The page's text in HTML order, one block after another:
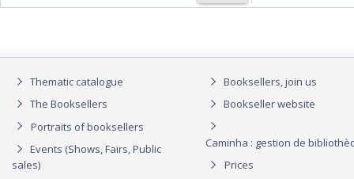
Thematic catalogue
The Booksellers
Portraits of booksellers
Events (Shows, Fairs, Public
sales)
Booksellers, join us
Bookseller website
Caminha : gestion de
Prices